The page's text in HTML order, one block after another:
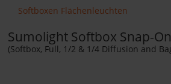
Softboxen Flächenleuchten
Sumolight Softbox Snap-
(Softbox, Full, 1/2 & 1/4 Diffusion and